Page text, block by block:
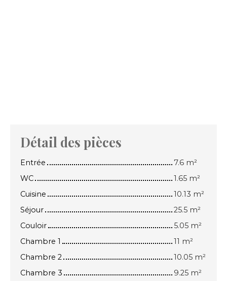
Détail des pièces
Entrée
7.6 m²
WC
1.65 m²
Cuisine
10.13 m²
Séjour
25.5 m²
Couloir
5.05 m²
Chambre 1
11 m²
Chambre 2
10.05 m²
Chambre 3
9.25 m²